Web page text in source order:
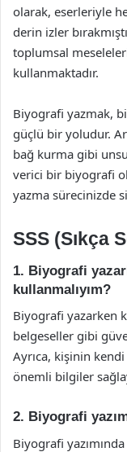
olarak, eserleriyle
derin izler
toplumsal
kullanmaktadır.
Biyografi yazmak,
güçlü bir yoludur.
bağ kurma gibi
verici bir biyografi
yazma sürecinizde
SSS (Sıkça
1. Biyografi
kullanmalıyım?
Biyografi yazarken
belgeseller gibi
Ayrıca, kişinin
önemli bilgiler
2. Biyografi
Biyografi